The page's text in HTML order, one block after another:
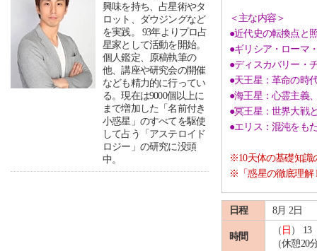
興味を持ち、占星術やタ
ロット、ダウジングなど
を実践。 93年よりプロ占
星家として活動を開始。
個人鑑定、原稿執筆の
他、講座や研究会の開催
なども精力的に行ってい
る。現在は9000個以上に
まで増加した「名前付き
小惑星」のすべてを駆使
して占う「アステロイド
ロジー」の研究に没頭
中。
＜主な内容＞
●近代史の転換点と
●ギリシア・ローマ
●ディスカバリー・
●天王星：革命の時
●海王星：心霊主義
●冥王星：世界大戦
●エリス：混沌をも
※10天体の基礎知
※「惑星の徹底理解
日程 8月 2日
時間
（ 日 ） 13
（休憩20